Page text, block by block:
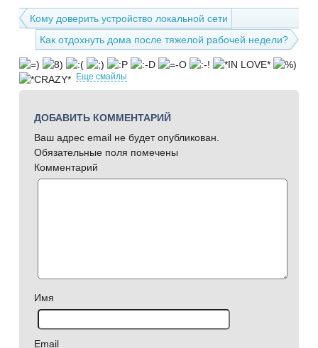
Кому доверить устройство локальной сети
Как отдохнуть дома после тяжелой рабочей недели?
Еще смайлы
ДОБАВИТЬ КОММЕНТАРИЙ
Ваш адрес email не будет опубликован.
Обязательные поля помечены
Комментарий
Имя
Email